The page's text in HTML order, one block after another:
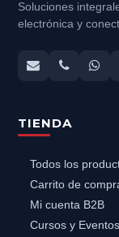
Soluciones
electrónica y
TIENDA
Todos los
Carrito de
Mi cuenta B2B
Cursos y Eventos